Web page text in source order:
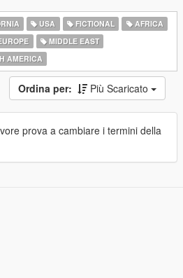
USA FICTIONAL
AFRICA
MIDDLE EAST
AMERICA
Ordina per: Più Scaricato
prova a cambiare i termini della